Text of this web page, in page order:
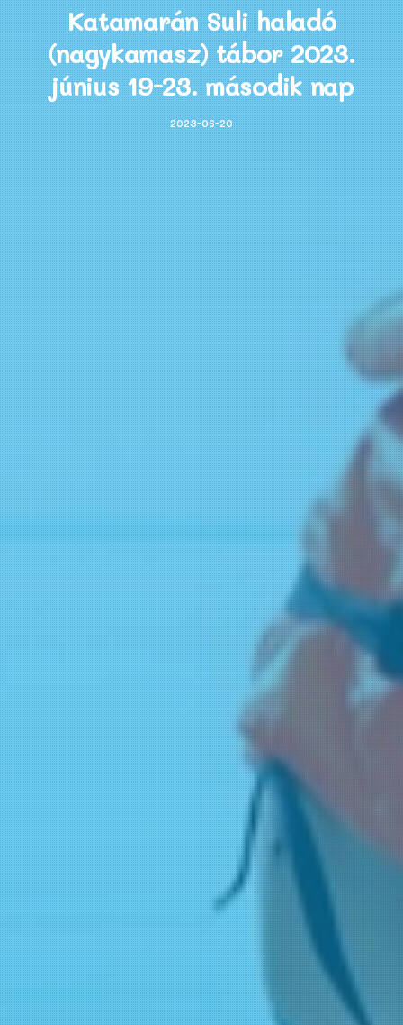
Katamarán Suli haladó
(nagykamasz) tábor 2023.
június 19-23. második nap
2023-06-20